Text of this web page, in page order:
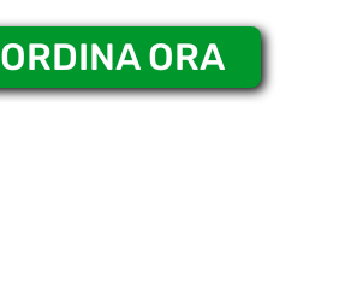
ORDINA ORA